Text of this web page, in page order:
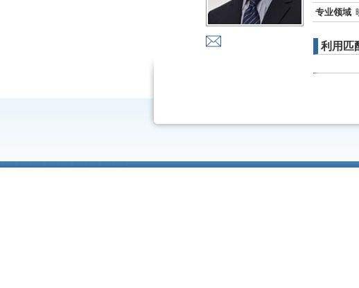
专业领域
利用匹